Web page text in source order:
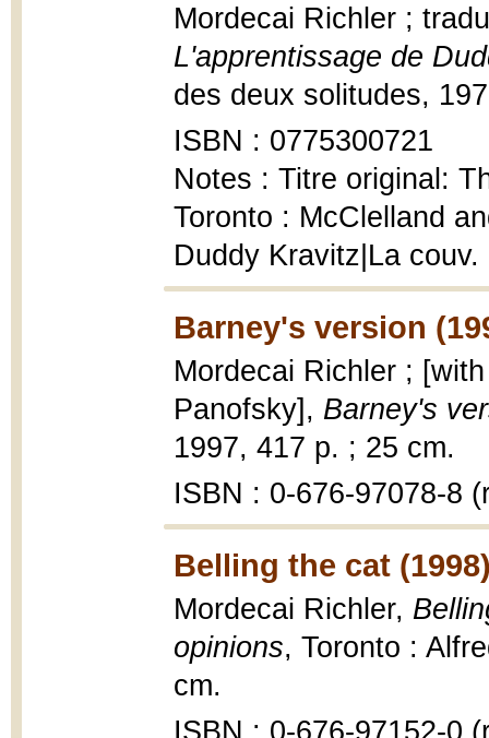
Mordecai Richler ;
L'apprentissage de
des deux solitudes,
ISBN : 0775300721
Notes : Titre original:
Toronto : McClelland
Duddy Kravitz|La
Barney's version
Mordecai Richler ;
Panofsky], Barney's
1997, 417 p. ; 25 cm.
ISBN : 0-676-97078-8
Belling the cat
Mordecai Richler,
opinions, Toronto :
cm.
ISBN : 0-676-97152-0